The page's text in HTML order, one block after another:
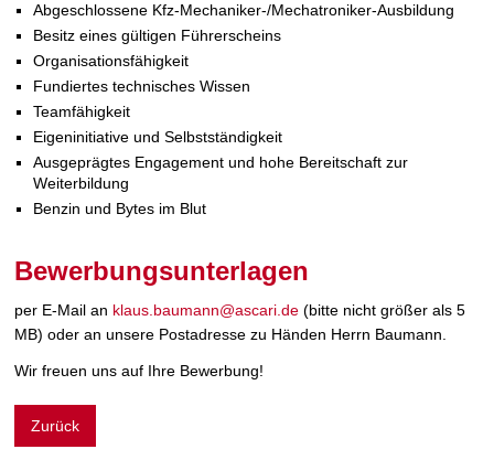
Abgeschlossene Kfz-Mechaniker-/Mechatroniker-Ausbildung
Besitz eines gültigen Führerscheins
Organisationsfähigkeit
Fundiertes technisches Wissen
Teamfähigkeit
Eigeninitiative und Selbstständigkeit
Ausgeprägtes Engagement und hohe Bereitschaft zur
Weiterbildung
Benzin und Bytes im Blut
Bewerbungsunterlagen
per E-Mail an klaus.baumann@ascari.de (bitte nicht größer als 5
MB) oder an unsere Postadresse zu Händen Herrn Baumann.
Wir freuen uns auf Ihre Bewerbung!
Zurück